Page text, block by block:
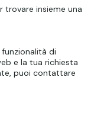
insieme una
di
e la tua richiesta
puoi contattare